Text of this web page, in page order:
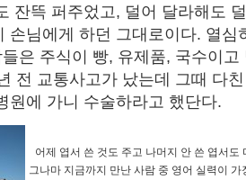
잔뜩 퍼주었고, 덜어 달라해도
손님에게 하던 그대로이다. 열심
은 주식이 빵, 유제품, 국수이
전 교통사고가 났는데 그때 다
원에 가니 수술하라고 했단다.
어제 엽서 쓴 것도 주고 나머지 안 쓴 엽서도
그나마 지금까지 만난 사람 중 영어 실력이